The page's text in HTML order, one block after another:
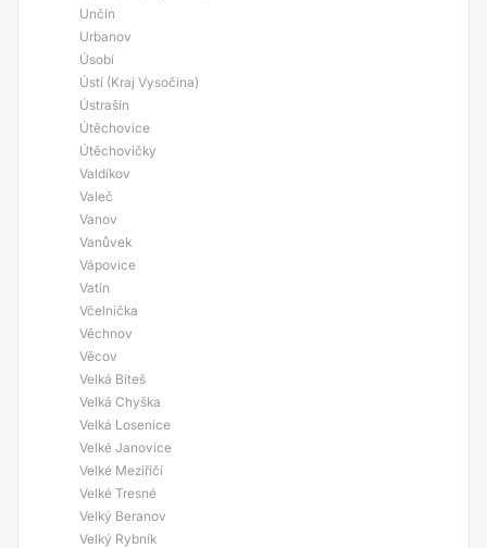
Unčín
Urbanov
Úsobí
Ústí (Kraj Vysočina)
Ústrašín
Útěchovice
Útěchovičky
Valdíkov
Valeč
Vanov
Vanůvek
Vápovice
Vatín
Včelnička
Věchnov
Věcov
Velká Bíteš
Velká Chyška
Velká Losenice
Velké Janovice
Velké Meziříčí
Velké Tresné
Velký Beranov
Velký Rybník